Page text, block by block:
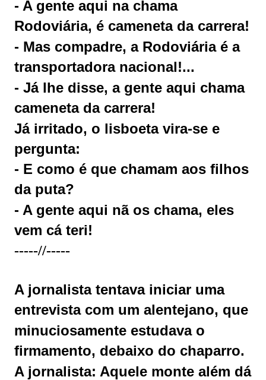
- A gente aqui na chama
Rodoviária, é cameneta da carrera!
- Mas compadre, a Rodoviária é a
transportadora nacional!...
- Já lhe disse, a gente aqui chama
cameneta da carrera!
Já irritado, o lisboeta vira-se e
pergunta:
- E como é que chamam aos filhos
da puta?
- A gente aqui nã os chama, eles
vem cá teri!
-----//-----
A jornalista tentava iniciar uma
entrevista com um alentejano, que
minuciosamente estudava o
firmamento, debaixo do chaparro.
A jornalista: Aquele monte além dá